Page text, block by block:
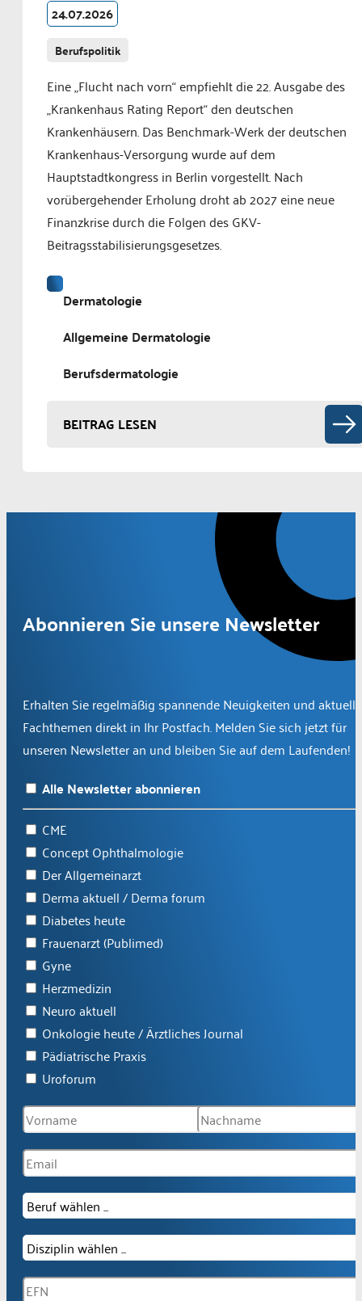
24.07.2026
Berufspolitik
Eine „Flucht nach vorn“ empfiehlt die 22. Ausgabe des
„Krankenhaus Rating Report“ den deutschen
Krankenhäusern. Das Benchmark-Werk der deutschen
Krankenhaus-Versorgung wurde auf dem
Hauptstadtkongress in Berlin vorgestellt. Nach
vorübergehender Erholung droht ab 2027 eine neue
Finanzkrise durch die Folgen des GKV-
Beitragsstabilisierungsgesetzes.
Dermatologie
Allgemeine Dermatologie
Berufsdermatologie
BEITRAG LESEN
Abonnieren Sie unsere Newsletter
Erhalten Sie regelmäßig spannende Neuigkeiten und aktuelle
Fachthemen direkt in Ihr Postfach. Melden Sie sich jetzt für
unseren Newsletter an und bleiben Sie auf dem Laufenden!
Alle Newsletter abonnieren
CME
Concept Ophthalmologie
Der Allgemeinarzt
Derma aktuell / Derma forum
Diabetes heute
Frauenarzt (Publimed)
Gyne
Herzmedizin
Neuro aktuell
Onkologie heute / Ärztliches Journal
Pädiatrische Praxis
Uroforum